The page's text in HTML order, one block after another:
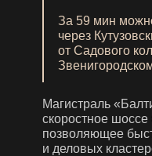
За 59 мин
через
от Садового
Магистраль
скоростное
позволяющее
и деловых